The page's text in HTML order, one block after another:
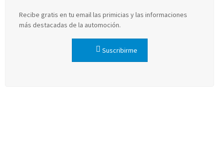
Recibe gratis en tu email las primicias y las informaciones
más destacadas de la automoción.
Suscribirme